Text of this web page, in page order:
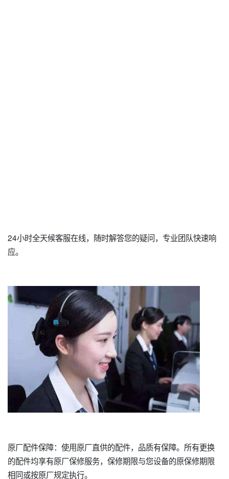
24小时全天候客服在线，随时解答您的疑问，专业团队快速响
应。
原厂配件保障：使用原厂直供的配件，品质有保障。所有更换
的配件均享有原厂保修服务，保修期限与您设备的原保修期限
相同或按原厂规定执行。